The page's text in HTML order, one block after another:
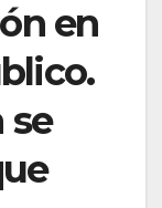
en
se